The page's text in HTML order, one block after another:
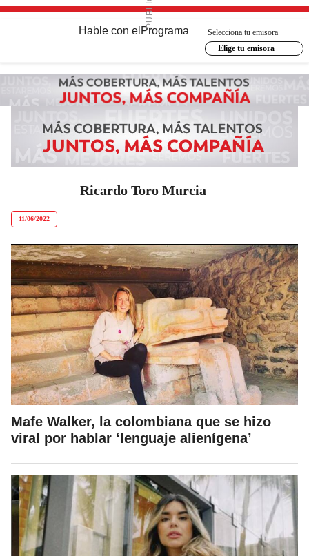
Hable con el Programa
Selecciona tu emisora
Elige tu emisora
Ricardo Toro Murcia
11/06/2022
Mafe Walker, la colombiana que se hizo
viral por hablar ‘lenguaje alienígena’